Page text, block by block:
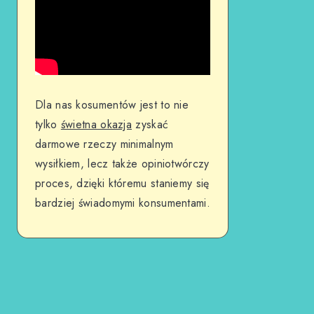
Dla nas kosumentów jest to nie
tylko świetna okazja zyskać
darmowe rzeczy minimalnym
wysiłkiem, lecz także opiniotwórczy
proces, dzięki któremu staniemy się
bardziej świadomymi konsumentami.